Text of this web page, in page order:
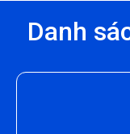
Danh